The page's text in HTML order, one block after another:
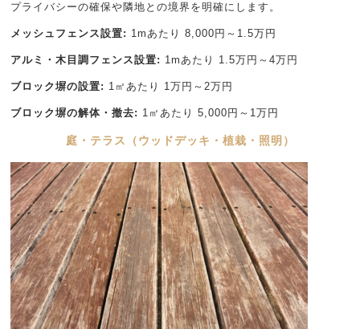
プライバシーの確保や隣地との境界を明確にします。
メッシュフェンス設置: 1mあたり 8,000円～1.5万円
アルミ・木目調フェンス設置: 1mあたり 1.5万円～4万円
ブロック塀の設置: 1㎡あたり 1万円～2万円
ブロック塀の解体・撤去: 1㎡あたり 5,000円～1万円
庭・テラス（ウッドデッキ・植栽・照明）